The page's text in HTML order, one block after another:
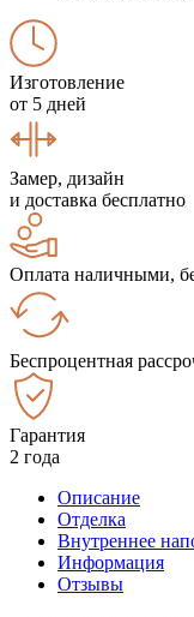
Изготовление
от 5 дней
Замер, дизайн
и доставка бесплатно
Оплата наличными,
Беспроцентная
Гарантия
2 года
Описание
Отделка
Внутреннее
Информация
Отзывы